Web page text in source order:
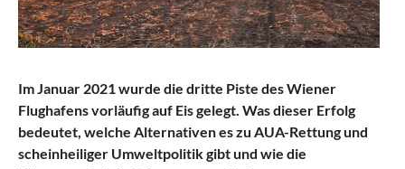
Im Januar 2021 wurde die dritte Piste des Wiener
Flughafens vorläufig auf Eis gelegt. Was dieser Erfolg
bedeutet, welche Alternativen es zu AUA-Rettung und
scheinheiliger Umweltpolitik gibt und wie die